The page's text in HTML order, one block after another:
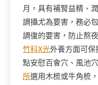
月，具有補腎益精、
調攝尤為要害，務必
調復的要害，防止熬
竹科X光外養方面可保
點安慰百會穴、風池
所選用木梳或牛角梳